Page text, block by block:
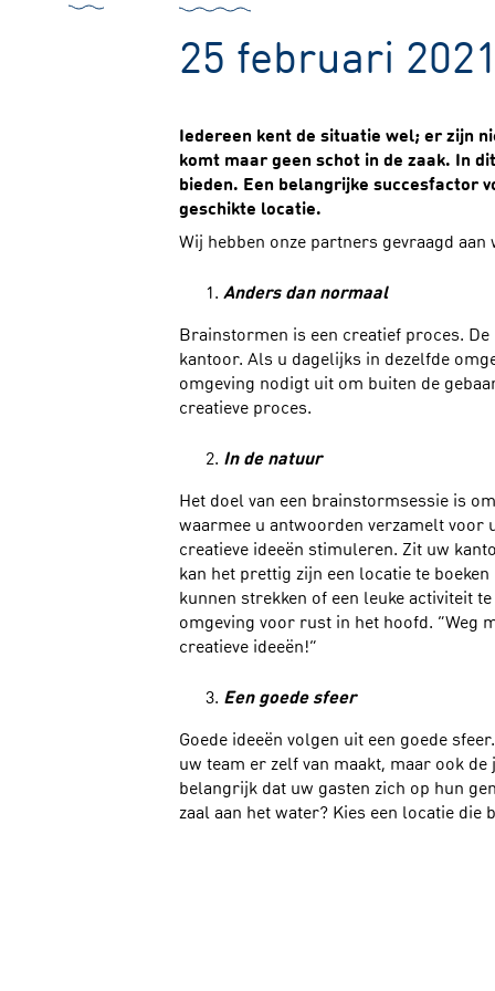
25 februari
Iedereen kent de situatie wel; er zijn
komt maar geen schot in de zaak. In
bieden. Een belangrijke succesfactor
geschikte locatie.
Wij hebben onze partners gevraagd
Anders dan normaal
Brainstormen is een creatief proces.
kantoor. Als u dagelijks in dezelfde
omgeving nodigt uit om buiten de
creatieve proces.
In de natuur
Het doel van een brainstormsessie is
waarmee u antwoorden verzamelt voor
creatieve ideeën stimuleren. Zit uw
kan het prettig zijn een locatie te
kunnen strekken of een leuke activiteit
omgeving voor rust in het hoofd. “Weg
creatieve ideeën!”
Een goede sfeer
Goede ideeën volgen uit een goede
uw team er zelf van maakt, maar ook
belangrijk dat uw gasten zich op hun
zaal aan het water? Kies een locatie